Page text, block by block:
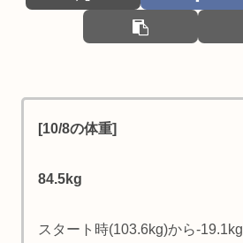
[10/8の体重]
84.5kg
スタート時(103.6kg)から-19.1kg